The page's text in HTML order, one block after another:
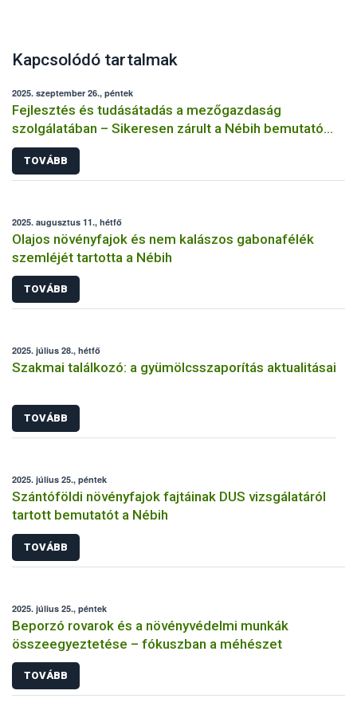
Kapcsolódó tartalmak
2025. szeptember 26., péntek
Fejlesztés és tudásátadás a mezőgazdaság
szolgálatában – Sikeresen zárult a Nébih bemutató
üzemi projektje
TOVÁBB
2025. augusztus 11., hétfő
Olajos növényfajok és nem kalászos gabonafélék
szemléjét tartotta a Nébih
TOVÁBB
2025. július 28., hétfő
Szakmai találkozó: a gyümölcsszaporítás aktualitásai
TOVÁBB
2025. július 25., péntek
Szántóföldi növényfajok fajtáinak DUS vizsgálatáról
tartott bemutatót a Nébih
TOVÁBB
2025. július 25., péntek
Beporzó rovarok és a növényvédelmi munkák
összeegyeztetése – fókuszban a méhészet
TOVÁBB